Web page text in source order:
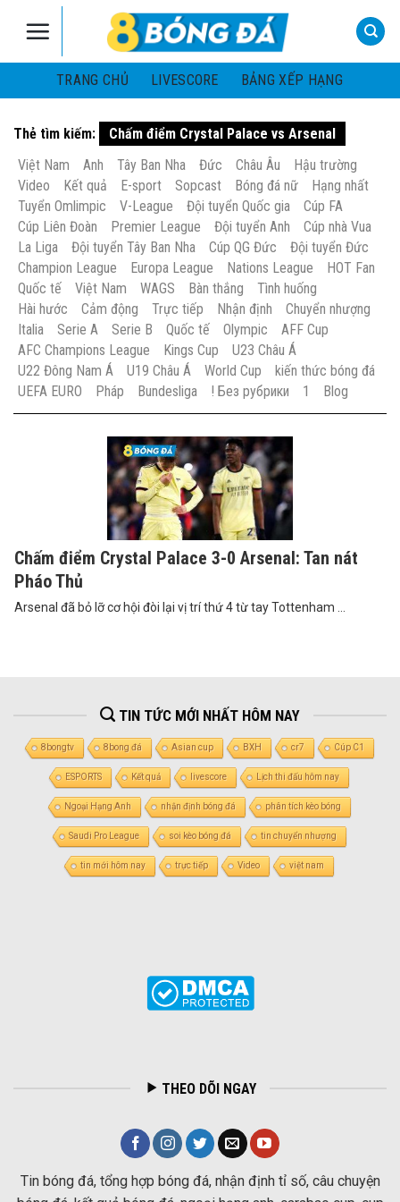
TRANG CHỦ
LIVESCORE BẢNG XẾP HẠNG
Thẻ tìm kiếm:
Chấm điểm Crystal Palace vs Arsenal
Việt Nam
Anh Tây Ban Nha Đức Châu Âu
Hậu trường
Video
Kết quả E-sport Sopcast Bóng đá nữ
Hạng nhất
Tuyển Omlimpic
V-League Đội tuyển Quốc gia
Cúp FA
Cúp Liên Đoàn
Premier League Đội tuyển Anh
Cúp nhà Vua
La Liga
Đội tuyển Tây Ban Nha Cúp QG Đức
Đội tuyển Đức
Champion League
Europa League Nations League
HOT Fan
Quốc tế
Việt Nam WAGS Bàn thắng
Tình huống
Hài hước
Cảm động Trực tiếp Nhận định
Chuyển nhượng
Italia
Serie A Serie B Quốc tế Olympic
AFF Cup
AFC Champions League
Kings Cup
U23 Châu Á
U22 Đông Nam Á
U19 Châu Á World Cup
kiến thức bóng đá
UEFA EURO
Pháp Bundesliga ! Без рубрики 1 Blog
Chấm điểm Crystal Palace 3-0 Arsenal: Tan nát
Pháo Thủ
Arsenal đã bỏ lỡ cơ hội đòi lại vị trí thứ 4 từ tay Tottenham ...
TIN TỨC MỚI NHẤT HÔM NAY
8bongtv 8bong đá Asian cup BXH cr7 Cúp C1
ESPORTS Kết quả livescore Lịch thi đấu hôm nay
Ngoại Hạng Anh nhận định bóng đá phân tích kèo bóng
Saudi Pro League soi kèo bóng đá tin chuyển nhượng
tin mới hôm nay trực tiếp Video việt nam
THEO DÕI NGAY
Tin bóng đá, tổng hợp bóng đá, nhận định tỉ số, câu chuyện